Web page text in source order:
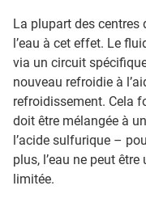
La plupart des centres
l’eau à cet effet. Le
via un circuit
nouveau refroidie à
refroidissement. Cela
doit être mélangée à
l’acide sulfurique –
plus, l’eau ne peut
limitée.